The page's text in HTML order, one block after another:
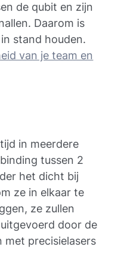
de qubit en zijn
Daarom is
stand houden.
van je team en
in meerdere
tussen 2
het dicht bij
ze in elkaar te
ze zullen
door de
met precisielasers